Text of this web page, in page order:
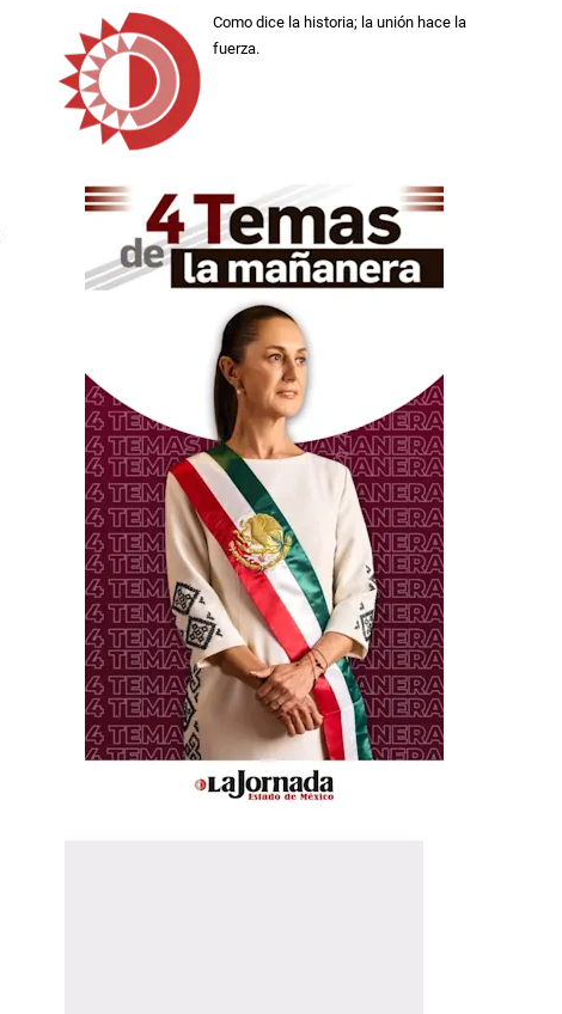
Como dice la historia; la unión hace la
fuerza.